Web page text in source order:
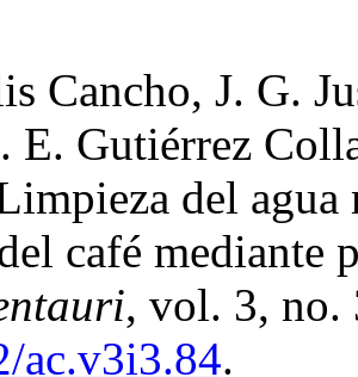
Cancho, J. G.
E. Gutiérrez
del
café mediante
, vol. 3, no.
ac.v3i3.84.